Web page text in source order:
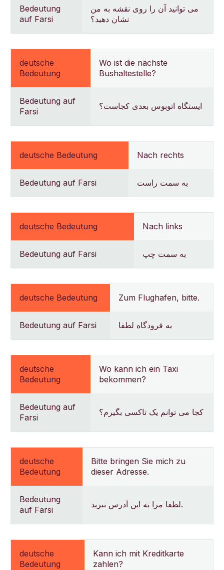
Bedeutung
auf Farsi
می توانید آن را روی نقشه به من
نشان دهید؟
deutsche
Bedeutung
Wo ist die nächste
Bushaltestelle?
Bedeutung auf
Farsi
ایستگاه اتوبوس بعدی کجاست؟
deutsche Bedeutung Nach rechts
Bedeutung auf Farsi به سمت راست
deutsche Bedeutung Nach links
Bedeutung auf Farsi به سمت چپ
deutsche Bedeutung Zum Flughafen, bitte.
Bedeutung auf Farsi به فرودگاه لطفا
deutsche
Bedeutung
Wo kann ich ein Taxi
bekommen?
Bedeutung auf
Farsi
کجا می توانم یک تاکسی بگیرم؟
deutsche
Bedeutung
Bitte bringen Sie mich zu
dieser Adresse.
Bedeutung
auf Farsi
لطفا مرا به این آدرس ببرید.
deutsche
Bedeutung
Kann ich mit Kreditkarte
zahlen?